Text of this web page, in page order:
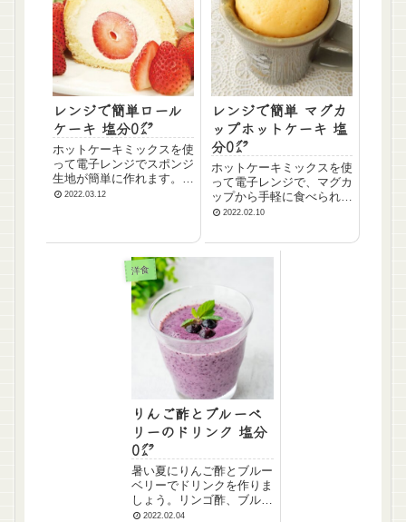
レンジで簡単ロール
ケーキ 塩分0㌘
ホットケーキミックスを使
って電子レンジでスポンジ
生地が簡単に作れます。生
クリームをたっぷり包んだ
節のお好みのフルーツをの
せて、作ってみてくださ
2022.03.12
レンジで簡単 マグカ
ップホットケーキ 塩
分0㌘
ホットケーキミックスを使
って電子レンジで、マグカ
ップから手軽に食べられる
簡単手づくりをご紹介しま
グカップに入れ、レンジで
チンするだけで完成です。
2022.02.10
洋食
りんご酢とブルーベ
リーのドリンク 塩分
0㌘
暑い夏にりんご酢とブルー
ベリーでドリンクを作りま
しょう。リンゴ酢、ブルー
ベリージャム、よく冷やし
2022.02.04